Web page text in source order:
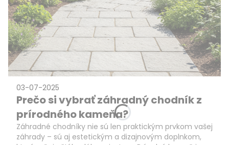
03-07-2025
Prečo si vybrať záhradný chodník z
prírodného kameňa?
Záhradné chodníky nie sú len praktickým prvkom vašej
záhrady – sú aj estetickým a dizajnovým doplnkom,